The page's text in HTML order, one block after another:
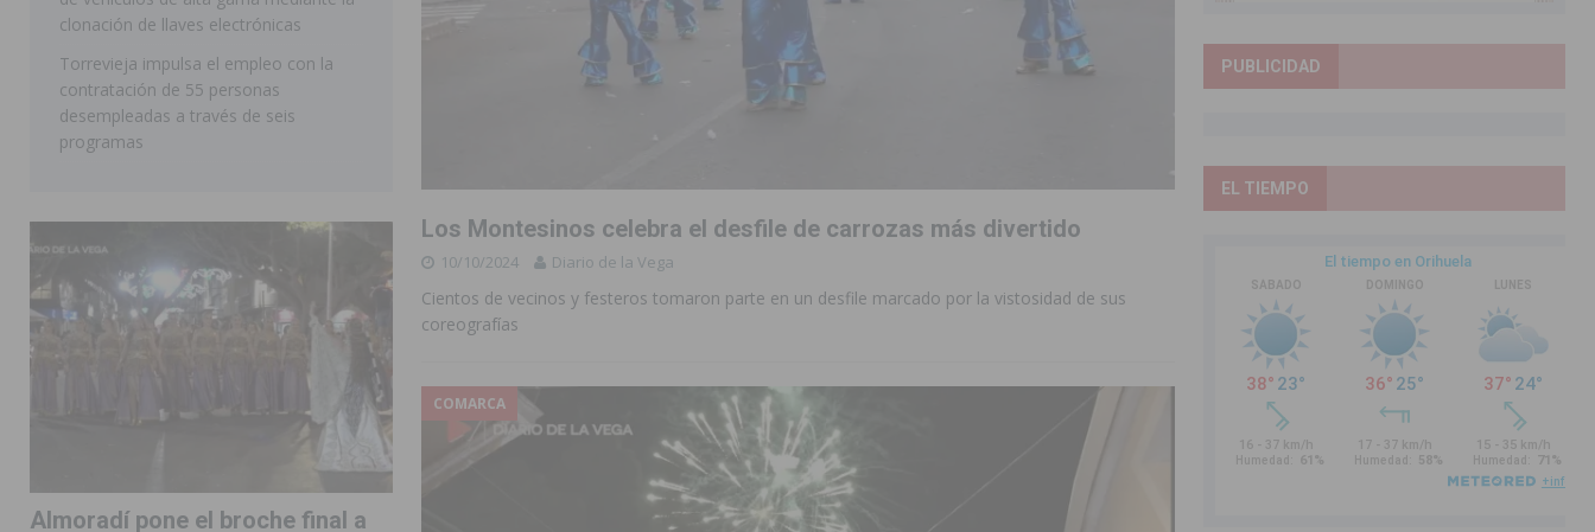
Los Montesinos celebra el desfile de carrozas más divertido
10/10/2024 Diario de la Vega
Cientos de vecinos y festeros tomaron parte en un desfile marcado por la vistosidad de sus
coreografías
COMARCA
clonación de llaves electrónicas
Torrevieja impulsa el empleo con la
contratación de 55 personas
desempleadas a través de seis
programas
Almoradí pone el broche final a
PUBLICIDAD
EL TIEMPO